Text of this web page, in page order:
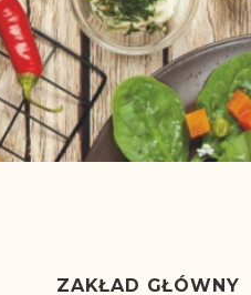
ZAKŁAD GŁÓWNY